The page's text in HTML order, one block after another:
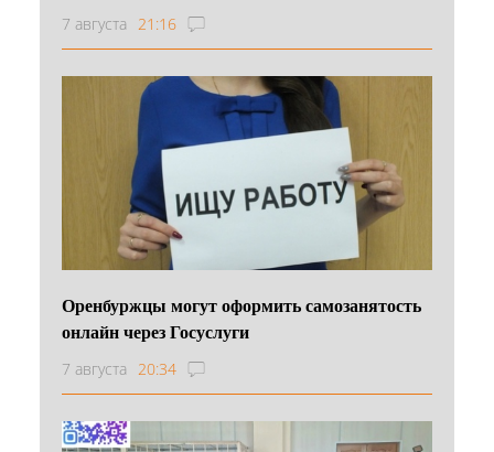
7 августа 21:16
Оренбуржцы могут оформить самозанятость
онлайн через Госуслуги
7 августа 20:34